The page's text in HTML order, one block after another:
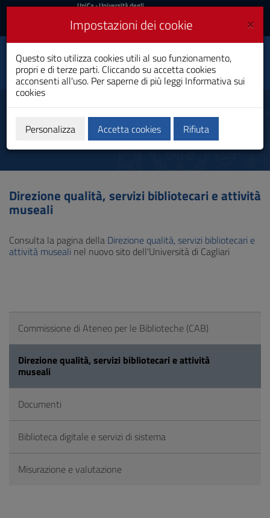
Vai
al
navigazione
sito
al
Footer
UniCa
Accedi
UniCa- Università degli
Accedi UniCA News
Toggle
navigation
Sistema Bibliotecario
d'Ateneo
Direzione qualità, servizi
bibliotecari e attività museali
Direzione qualità, servizi bibliotecari e attività
museali
Consulta la pagina della Direzione qualità, servizi bibliotecari e
attività museali nel nuovo sito dell'Università di Cagliari
Commissione di Ateneo per le Biblioteche (CAB)
Direzione qualità, servizi bibliotecari e attività
museali
Documenti
Biblioteca digitale e servizi di sistema
Misurazione e valutazione
×
Impostazioni dei cookie
Questo sito utilizza cookies utili al suo funzionamento,
propri e di terze parti. Cliccando su accetta cookies
acconsenti all'uso. Per saperne di più leggi Informativa sui
cookies
Personalizza Accetta cookies Rifiuta